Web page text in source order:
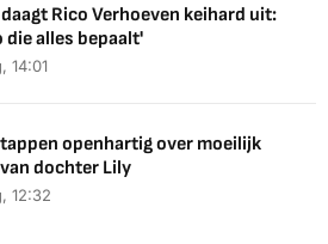
Rico Verhoeven keihard uit:
die alles bepaalt'
14:01
openhartig over moeilijk
dochter Lily
12:32